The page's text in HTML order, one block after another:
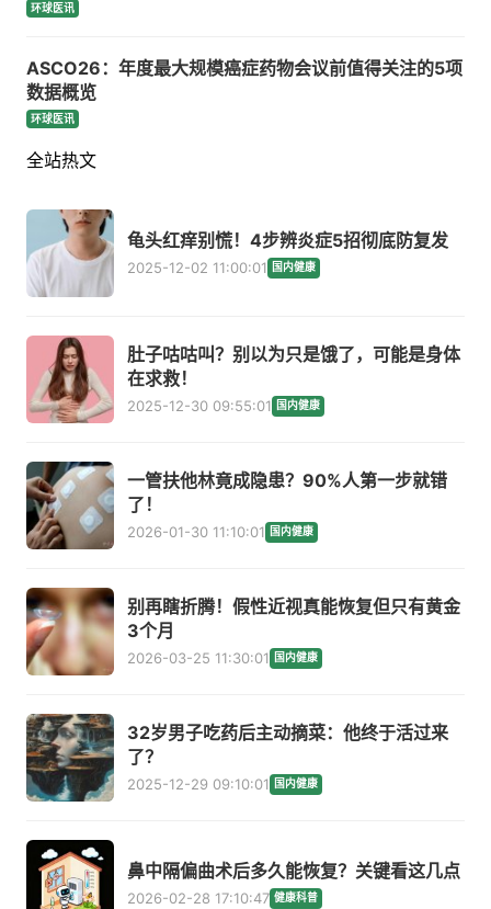
环球医讯
ASCO26：年度最大规模癌症药物会议前值得关注的5项
数据概览
环球医讯
全站热文
龟头红痒别慌！4步辨炎症5招彻底防复发
2025-12-02 11:00:01 国内健康
肚子咕咕叫？别以为只是饿了，可能是身体
在求救！
2025-12-30 09:55:01 国内健康
一管扶他林竟成隐患？90%人第一步就错
了！
2026-01-30 11:10:01 国内健康
别再瞎折腾！假性近视真能恢复但只有黄金
3个月
2026-03-25 11:30:01 国内健康
32岁男子吃药后主动摘菜：他终于活过来
了？
2025-12-29 09:10:01 国内健康
鼻中隔偏曲术后多久能恢复？关键看这几点
2026-02-28 17:10:47 健康科普